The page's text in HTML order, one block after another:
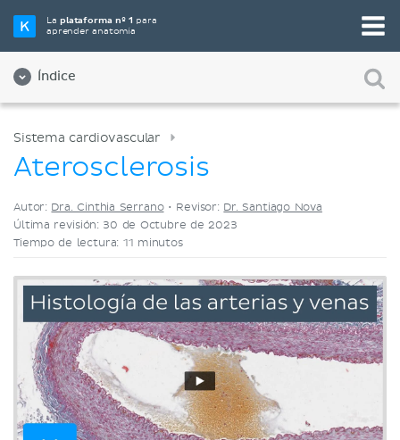
Laplataforma nº 1 para
aprender anatomía
Índice
Elige tu herramienta de estudio favorita
Videos
Sistema cardiovascular
Aterosclerosis
Autor: Dra. Cinthia Serrano• Revisor: Dr. Santiago Nova
Última revisión: 30 de Octubre de 2023
Tiempo de lectura: 11 minutos